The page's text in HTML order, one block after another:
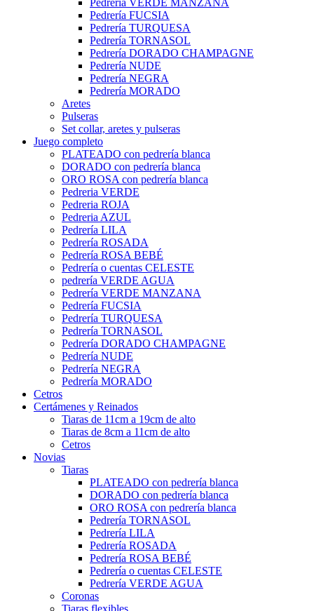
Pedrería VERDE MANZANA
Pedrería FUCSIA
Pedrería TURQUESA
Pedrería TORNASOL
Pedrería DORADO CHAMPAGNE
Pedrería NUDE
Pedrería NEGRA
Pedrería MORADO
Aretes
Pulseras
Set collar, aretes y pulseras
Juego completo
PLATEADO con pedrería blanca
DORADO con pedrería blanca
ORO ROSA con pedrería blanca
Pedreria VERDE
Pedreria ROJA
Pedreria AZUL
Pedrería LILA
Pedrería ROSADA
Pedrería ROSA BEBÉ
Pedrería o cuentas CELESTE
pedrería VERDE AGUA
Pedrería VERDE MANZANA
Pedrería FUCSIA
Pedrería TURQUESA
Pedrería TORNASOL
Pedrería DORADO CHAMPAGNE
Pedrería NUDE
Pedrería NEGRA
Pedrería MORADO
Cetros
Certámenes y Reinados
Tiaras de 11cm a 19cm de alto
Tiaras de 8cm a 11cm de alto
Cetros
Novias
Tiaras
PLATEADO con pedrería blanca
DORADO con pedrería blanca
ORO ROSA con pedrería blanca
Pedrería TORNASOL
Pedrería LILA
Pedrería ROSADA
Pedrería ROSA BEBÉ
Pedrería o cuentas CELESTE
Pedrería VERDE AGUA
Coronas
Tiaras flexibles